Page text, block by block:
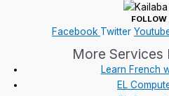
FOLLOW
Facebook Twitter
More Services
Learn French
EL